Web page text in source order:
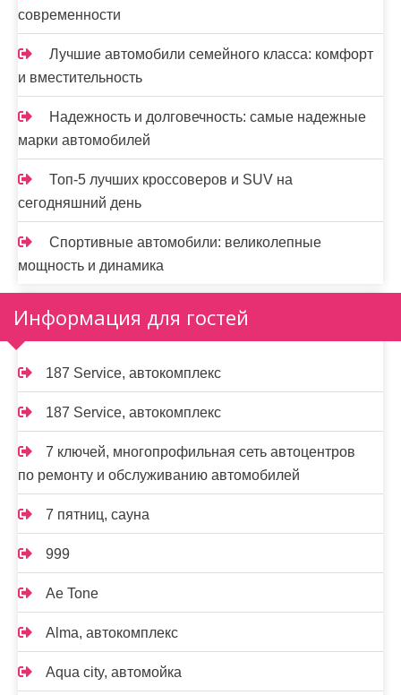
современности
Лучшие автомобили семейного класса: комфорт
и вместительность
Надежность и долговечность: самые надежные
марки автомобилей
Топ-5 лучших кроссоверов и SUV на
сегодняшний день
Спортивные автомобили: великолепные
мощность и динамика
Информация для гостей
187 Service, автокомплекс
187 Service, автокомплекс
7 ключей, многопрофильная сеть автоцентров
по ремонту и обслуживанию автомобилей
7 пятниц, сауна
999
Ae Tone
Alma, автокомплекс
Aqua city, автомойка